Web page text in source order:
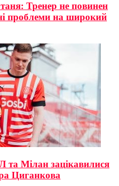
Тренер не повинен
проблеми на широкий
Мілан зацікавилися
Циганкова